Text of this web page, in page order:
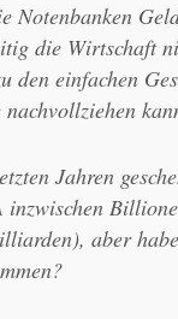
Notenbanken
die Wirtschaft
den einfachen
Jahren
inzwischen
aber